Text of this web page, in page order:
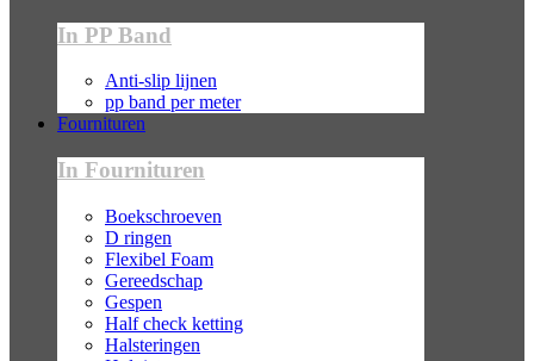
In PP Band
Anti-slip lijnen
pp band per meter
Fournituren
In Fournituren
Boekschroeven
D ringen
Flexibel Foam
Gereedschap
Gespen
Half check ketting
Halsteringen